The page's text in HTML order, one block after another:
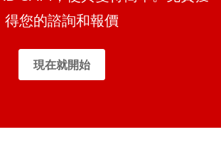
得您的諮詢和報價
現在就開始